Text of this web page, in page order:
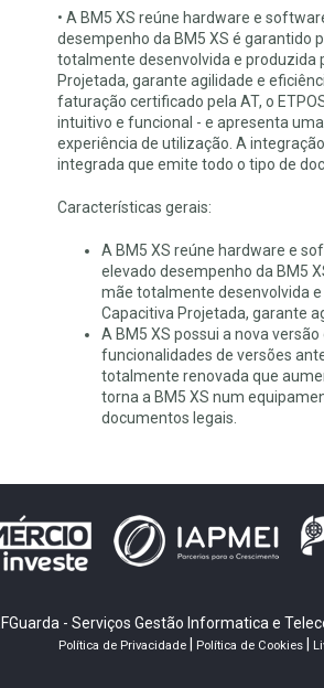
• A BM5 XS reúne hardware e
desempenho da BM5 XS é garantido
totalmente desenvolvida e produzida
Projetada, garante agilidade e
faturação certificado pela AT, o
intuitivo e funcional - e apresenta
experiência de utilização. A
integrada que emite todo o tipo de
Características gerais:
A BM5 XS reúne hardware e
elevado desempenho da BM5
mãe totalmente desenvolvida e
Capacitiva Projetada, garante
A BM5 XS possui a nova
funcionalidades de versões
totalmente renovada que
torna a BM5 XS num
documentos legais.
- Serviços Gestão Informatica e
Política de Privacidade Política de Cookies